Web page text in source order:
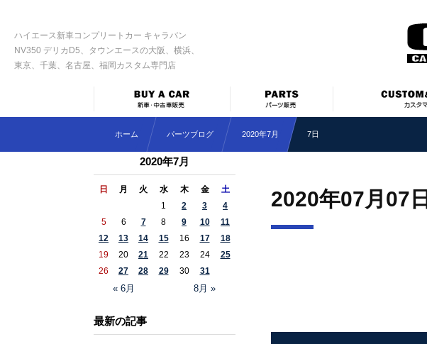
ハイエース新車コンプリートカー キャラバン
NV350 デリカD5、タウンエースの大阪、横浜、
東京、千葉、名古屋、福岡カスタム専門店
ホーム パーツブログ 2020年7月 7日
2020年07月07日
2020年7月
日 月 火 水 木 金 土
« 6月 8月 »
1 2 3
4
5
6 7 8 9 10
11
12
13 14 15 16 17
18
19
20 21 22 23 24
25
26
27 28 29 30 31
最新の記事